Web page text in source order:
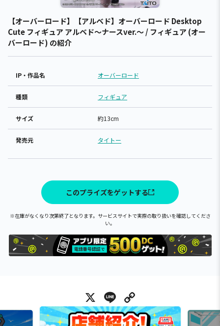
【オーバーロード】【アルベド】オーバーロード Desktop
Cute フィギュア アルベド～ナースver.～ / フィギュア (オー
バーロード) の紹介
IP・作品名 オーバーロード
種類 フィギュア
サイズ 約13cm
発売元 タイトー
このプライズをゲットする
※在庫がなくなり次第終了となります。サービスサイトで実際の取り扱いを確認してくださ
い。
X Line